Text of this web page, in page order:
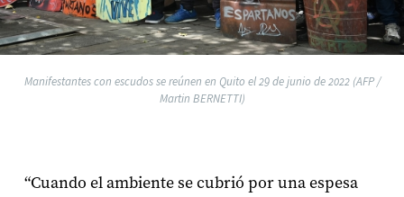
Manifestantes con escudos se reúnen en Quito el 29 de junio de 2022 (AFP /
Martin BERNETTI)
“Cuando el ambiente se cubrió por una espesa